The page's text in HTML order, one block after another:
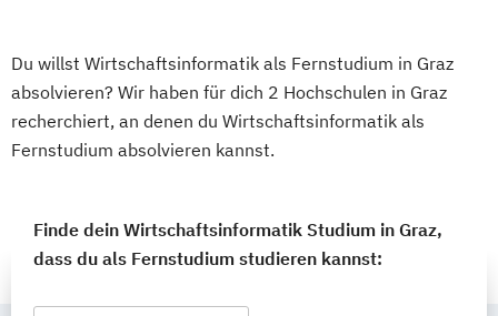
Du willst Wirtschaftsinformatik als Fernstudium in Graz
absolvieren? Wir haben für dich 2 Hochschulen in Graz
recherchiert, an denen du Wirtschaftsinformatik als
Fernstudium absolvieren kannst.
Finde dein Wirtschaftsinformatik Studium in Graz,
dass du als Fernstudium studieren kannst: